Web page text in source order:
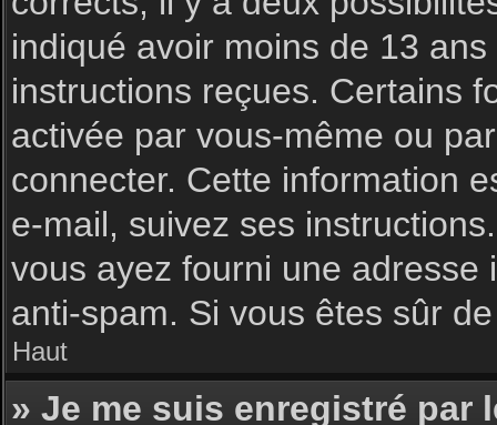
indiqué avoir moins de 13
instructions reçues. Certains
activée par vous-même ou
connecter. Cette information
e-mail, suivez ses
vous ayez fourni une adresse
anti-spam. Si vous êtes sûr
Haut
» Je me suis enregistré par